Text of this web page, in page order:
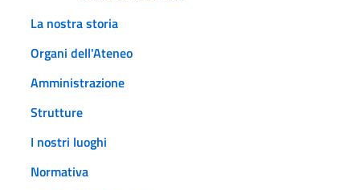
La nostra storia
Organi dell'Ateneo
Amministrazione
Strutture
I nostri luoghi
Normativa